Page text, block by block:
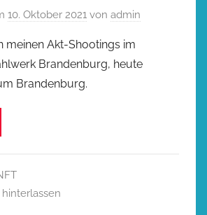
10. Oktober 2021 von admin
meinen Akt-Shootings im
Brandenburg, heute
Brandenburg.